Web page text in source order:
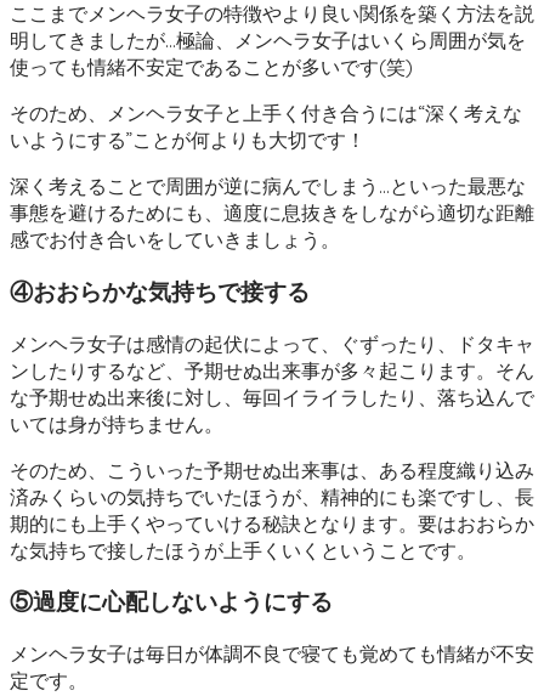
ここまでメンヘラ女子の特徴やより良い関係を築く方法を説
明してきましたが…極論、メンヘラ女子はいくら周囲が気を
使っても情緒不安定であることが多いです(笑)
そのため、メンヘラ女子と上手く付き合うには“深く考えな
いようにする”ことが何よりも大切です！
深く考えることで周囲が逆に病んでしまう…といった最悪な
事態を避けるためにも、適度に息抜きをしながら適切な距離
感でお付き合いをしていきましょう。
④おおらかな気持ちで接する
メンヘラ女子は感情の起伏によって、ぐずったり、ドタキャ
ンしたりするなど、予期せぬ出来事が多々起こります。そん
な予期せぬ出来後に対し、毎回イライラしたり、落ち込んで
いては身が持ちません。
そのため、こういった予期せぬ出来事は、ある程度織り込み
済みくらいの気持ちでいたほうが、精神的にも楽ですし、長
期的にも上手くやっていける秘訣となります。要はおおらか
な気持ちで接したほうが上手くいくということです。
⑤過度に心配しないようにする
メンヘラ女子は毎日が体調不良で寝ても覚めても情緒が不安
定です。